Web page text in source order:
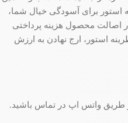
استور برای آسودگی خیال شما،
محصول هزینه پرداختی
استور، ارج نهادن به ارزش
طریق واتس اپ در تماس باشید.